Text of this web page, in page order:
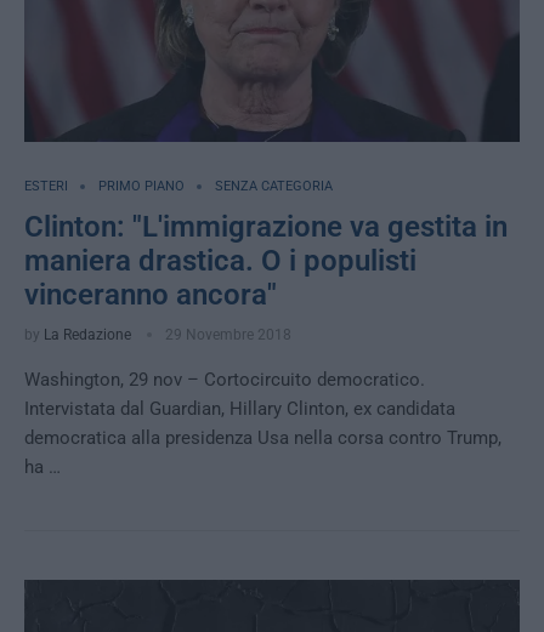
ESTERI PRIMO PIANO SENZA CATEGORIA
Clinton: "L'immigrazione va gestita in
maniera drastica. O i populisti
vinceranno ancora"
by La Redazione 29 Novembre 2018
Washington, 29 nov – Cortocircuito democratico.
Intervistata dal Guardian, Hillary Clinton, ex candidata
democratica alla presidenza Usa nella corsa contro Trump,
ha …